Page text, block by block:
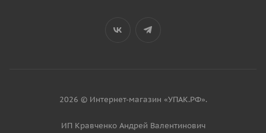
2026 © Интернет-магазин «УПАК.РФ».
ИП Кравченко Андрей Валентинович